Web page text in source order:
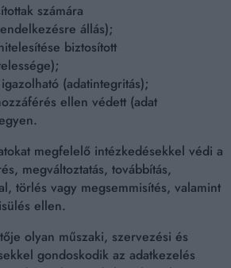
számára
állás);
biztosított
(adatintegritás);
ellen védett (adat
megfelelő intézkedésekkel védi a
megváltoztatás, továbbítás,
törlés vagy megsemmisítés, valamint
ellen.
olyan műszaki, szervezési és
gondoskodik az adatkezelés